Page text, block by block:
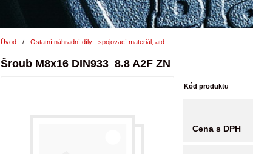
Úvod / Ostatní náhradní díly - spojovací materiál, atd.
Šroub M8x16 DIN933_8.8 A2F ZN
Kód produktu
Cena s DPH